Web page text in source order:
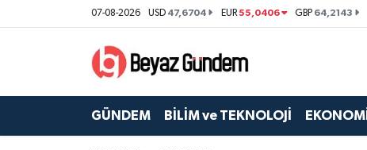
07-08-2026 USD 47,6704 EUR55,0406 GBP 64,2143
GÜNDEM BİLİM ve TEKNOLOJİ EKONOMİ
GÜNDEM
BİLİM ve TEKNOLOJİ
Hava Durumu
Trafik Durumu